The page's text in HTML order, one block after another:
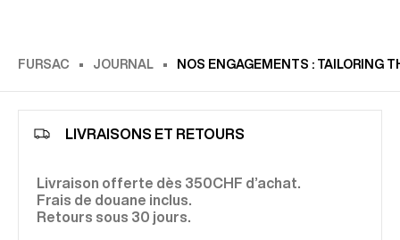
FURSAC JOURNAL NOS ENGAGEMENTS : TAILORING
LIVRAISONS ET RETOURS
Livraison offerte dès 350CHF d’achat.
Frais de douane inclus.
Retours sous 30 jours.